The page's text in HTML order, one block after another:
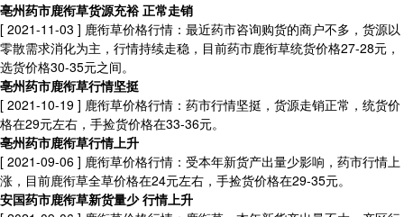
亳州药市鹿衔草货源充裕 正常走销
[ 2021-11-03 ] 鹿衔草价格行情：最近药市咨询购货的商户不多，货源以
零散需求消化为主，行情持续走稳，目前药市鹿衔草统货价格27-28元，
选货价格30-35元之间。
亳州药市鹿衔草行情坚挺
[ 2021-10-19 ] 鹿衔草价格行情：药市行情坚挺，货源走销正常，统货价
格在29元左右，手捡货价格在33-36元。
亳州药市鹿衔草行情上升
[ 2021-09-06 ] 鹿衔草价格行情：受本年新货产出量少影响，药市行情上
涨，目前鹿衔草全草价格在24元左右，手捡货价格在29-35元。
安国药市鹿衔草新货量少 行情上升